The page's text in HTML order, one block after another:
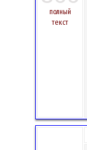
полный
текст